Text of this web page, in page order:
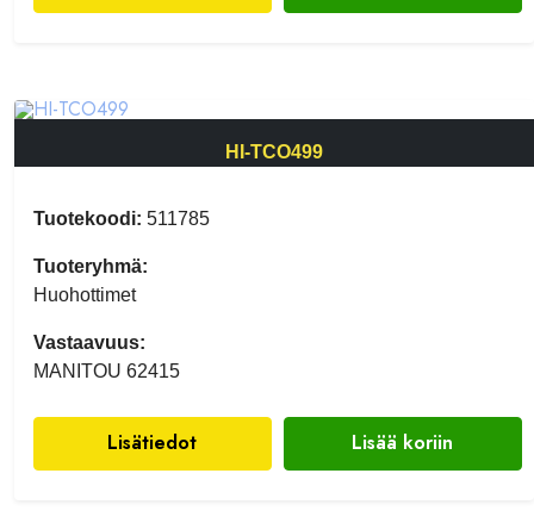
HI-TCO499
Tuotekoodi: 511785
Tuoteryhmä:
Huohottimet
Vastaavuus:
MANITOU 62415
Lisätiedot Lisää koriin